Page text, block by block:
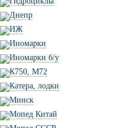
Днепр
ИЖ
Иномарки
Иномарки б/у
К750, М72
Катера, лодки
Минск
Мопед Китай